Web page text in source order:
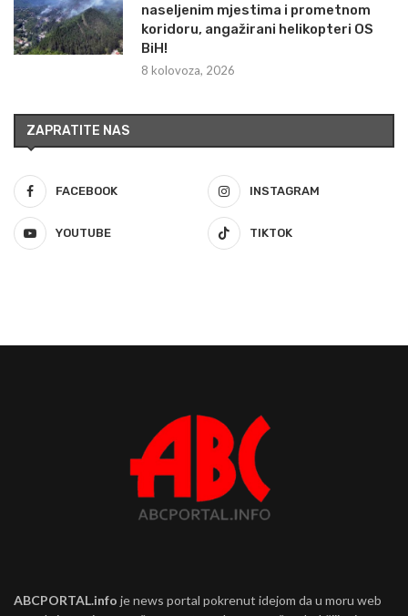
naseljenim mjestima i prometnom
koridoru, angažirani helikopteri OS
BiH!
8 kolovoza, 2026
ZAPRATITE NAS
FACEBOOK INSTAGRAM
YOUTUBE TIKTOK
ABCPORTAL.info je news portal pokrenut idejom da u moru web